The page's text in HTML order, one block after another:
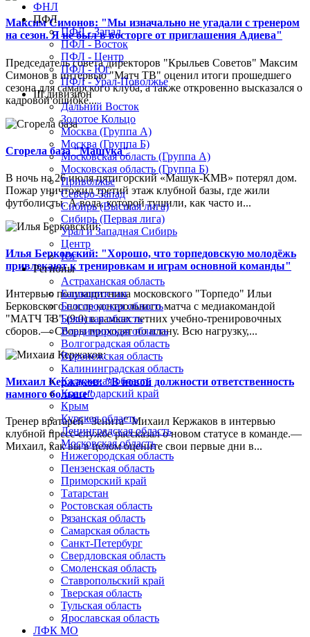
Максим Симонов: "Мы изначально не угадали с тренером
на сезон. Я не был в восторге от приглашения Адиева"
Председатель совета директоров "Крыльев Советов" Максим
Симонов в интервью "Матч ТВ" оценил итоги прошедшего
сезона для самарского клуба, а также откровенно высказался о
кадровой ошибке...
Сгорела база "Машука"
В ночь на 26 июля пятигорский «Машук-КМВ» потерял дом.
Пожар уничтожил третий этаж клубной базы, где жили
футболисты. А вода, которой тушили, как часто и...
Илья Берковский: "Хорошо, что торпедовскую молодёжь
привлекают к тренировкам и играм основной команды"
Интервью полузащитника московского "Торпедо" Ильи
Берковского после контрольного матча с медиакомандой
"МАТЧ ТВ" (9:0) в рамках летних учебно-тренировочных
сборов.— Сборы проходят по плану. Всю нагрузку,...
Михаил Кержаков: "В новой должности ответственность
намного больше"
Тренер вратарей "Зенита" Михаил Кержаков в интервью
клубной пресс-службе рассказал о новом статусе в команде.—
Михаил, как вы в целом оцените свои первые дни в...
ФНЛ
ПФЛ
ПФЛ - Запад
ПФЛ - Восток
ПФЛ - Центр
ПФЛ - Юг
ПФЛ - Урал-Поволжье
III дивизион
Дальний Восток
Золотое Кольцо
Москва (Группа А)
Москва (Группа Б)
Московская область (Группа А)
Московская область (Группа Б)
Приволжье
Северо-Запад
Сибирь (Высшая лига)
Сибирь (Первая лига)
Урал и Западная Сибирь
Центр
Юг
Регионы
Астраханская область
Башкортостан
Белгородская область
Брянская область
Владимирская область
Волгоградская область
Воронежская область
Калининградская область
Калужская область
Краснодарский край
Крым
Курская область
Ленинградская область
Московская область
Нижегородская область
Пензенская область
Приморский край
Татарстан
Ростовская область
Рязанская область
Самарская область
Санкт-Петербург
Свердловская область
Смоленская область
Ставропольский край
Тверская область
Тульская область
Ярославская область
ЛФК МО